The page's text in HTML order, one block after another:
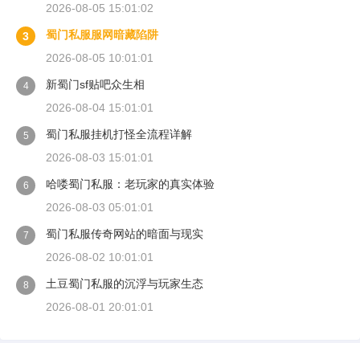
2026-08-05 15:01:02
3
蜀门私服服网暗藏陷阱
2026-08-05 10:01:01
4
新蜀门sf贴吧众生相
2026-08-04 15:01:01
5
蜀门私服挂机打怪全流程详解
2026-08-03 15:01:01
6
哈喽蜀门私服：老玩家的真实体验
2026-08-03 05:01:01
7
蜀门私服传奇网站的暗面与现实
2026-08-02 10:01:01
8
土豆蜀门私服的沉浮与玩家生态
2026-08-01 20:01:01